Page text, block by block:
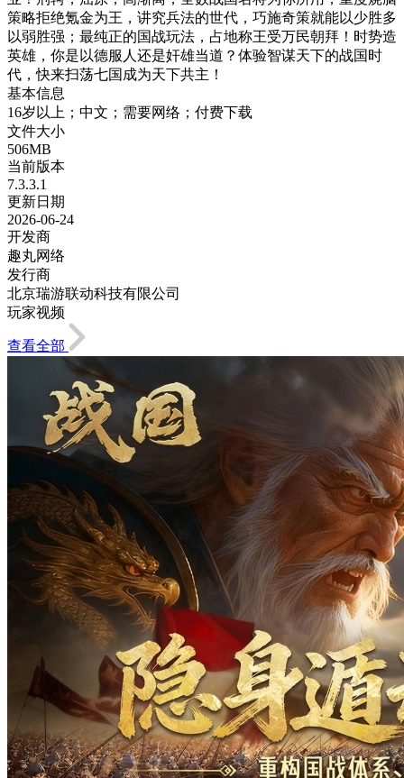
策略拒绝氪金为王，讲究兵法的世代，巧施奇策就能以少胜多
以弱胜强；最纯正的国战玩法，占地称王受万民朝拜！时势造
英雄，你是以德服人还是奸雄当道？体验智谋天下的战国时
代，快来扫荡七国成为天下共主！
基本信息
16岁以上；中文；需要网络；付费下载
文件大小
506MB
当前版本
7.3.3.1
更新日期
2026-06-24
开发商
趣丸网络
发行商
北京瑞游联动科技有限公司
玩家视频
查看全部